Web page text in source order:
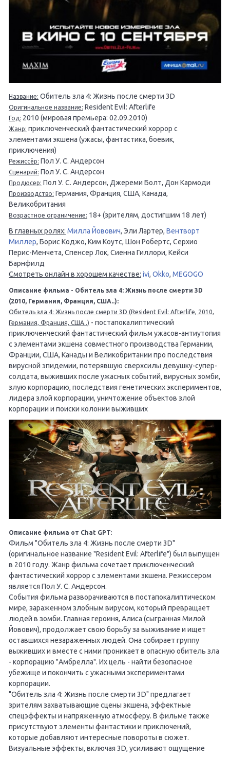
Название: Обитель зла 4: Жизнь после смерти 3D
Оригинальное название: Resident Evil: Afterlife
Год: 2010 (мировая премьера: 02.09.2010)
Жанр: приключенческий фантастический хоррор с
элементами экшена (ужасы, фантастика, боевик,
приключения)
Режиссёр: Пол У. С. Андерсон
Сценарий: Пол У. С. Андерсон
Продюсер: Пол У. С. Андерсон, Джереми Болт, Дон Кармоди
Производство: Германия, Франция, США, Канада,
Великобритания
Возрастное ограничение: 18+ (зрителям, достигшим 18 лет)
В главных ролях: Милла Йовович, Эли Лартер, Вентворт
Миллер, Борис Коджо, Ким Коутс, Шон Робертс, Серхио
Перис-Менчета, Спенсер Лок, Сиенна Гиллори, Кейси
Барнфилд
Смотреть онлайн в хорошем качестве: ivi, Okko, MEGOGO
Описание фильма - Обитель зла 4: Жизнь после смерти 3D
(2010, Германия, Франция, США..):
Обитель зла 4: Жизнь после смерти 3D (Resident Evil: Afterlife, 2010,
Германия, Франция, США..) - постапокалиптический
приключенческий фантастический фильм ужасов-антиутопия
с элементами экшена совместного производства Германии,
Франции, США, Канады и Великобритании про последствия
вирусной эпидемии, потерявшую сверхсилы девушку-супер-
солдата, выживших после ужасных событий, вирусных зомби,
злую корпорацию, последствия генетических экспериментов,
лидера злой корпорации, уничтожение объектов злой
корпорации и поиски колонии выживших
Описание фильма от Chat GPT:
Фильм "Обитель зла 4: Жизнь после смерти 3D"
(оригинальное название "Resident Evil: Afterlife") был выпущен
в 2010 году. Жанр фильма сочетает приключенческий
фантастический хоррор с элементами экшена. Режиссером
является Пол У. С. Андерсон.
События фильма разворачиваются в постапокалиптическом
мире, зараженном злобным вирусом, который превращает
людей в зомби. Главная героиня, Алиса (сыгранная Милой
Йовович), продолжает свою борьбу за выживание и ищет
оставшихся незараженных людей. Она собирает группу
выживших и вместе с ними проникает в опасную обитель зла
- корпорацию "Амбрелла". Их цель - найти безопасное
убежище и покончить с ужасными экспериментами
корпорации.
"Обитель зла 4: Жизнь после смерти 3D" предлагает
зрителям захватывающие сцены экшена, эффектные
спецэффекты и напряженную атмосферу. В фильме также
присутствуют элементы фантастики и приключений,
которые добавляют интересные повороты в сюжет.
Визуальные эффекты, включая 3D, усиливают ощущение